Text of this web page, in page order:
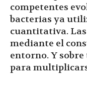
competentes
bacterias ya
cuantitativa.
mediante el
entorno. Y
para